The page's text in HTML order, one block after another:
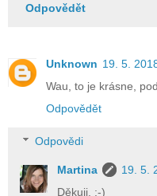
Odpovědět
Unknown 19. 5.
Wau, to je krásne,
Odpovědět
Odpovědi
Martina
19. 5.
Děkuji. :-)